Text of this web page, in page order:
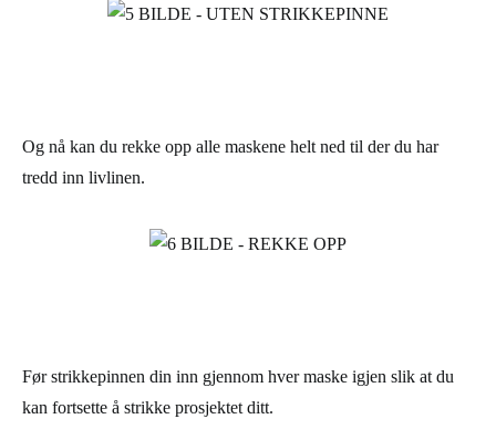
Og nå kan du rekke opp alle maskene helt ned til der du har
tredd inn livlinen.
Før strikkepinnen din inn gjennom hver maske igjen slik at du
kan fortsette å strikke prosjektet ditt.